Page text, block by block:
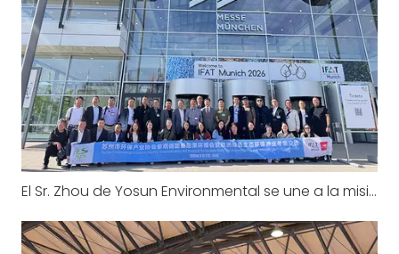
El Sr. Zhou de Yosun Environmental se une a la misión ambiental de Suzhou en Europa: IFAT Munich 2026 y visita a una planta de tratamiento de aguas residuales de larga data